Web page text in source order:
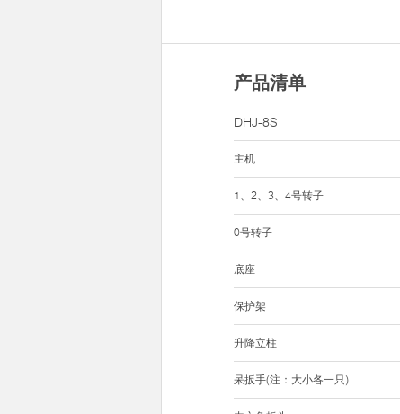
产品清单
DHJ-8S
主机
1、2、3、4号转子
0号转子
底座
保护架
升降立柱
呆扳手(注：大小各一只)